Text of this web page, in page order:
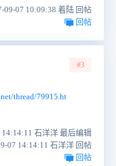
09-07 10:09:38 着陆 回帖
回帖
#3
thread/79915.ht
14:14:11 石洋洋 最后编辑
07 14:14:11 石洋洋 回帖
回帖